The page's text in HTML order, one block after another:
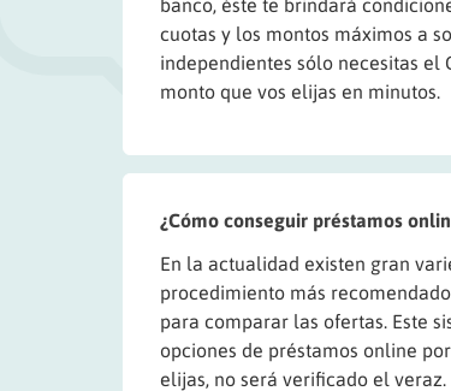
banco, éste te brindará
cuotas y los montos máximos a
independientes sólo necesitas el
monto que vos elijas en minutos.
¿Cómo conseguir préstamos
En la actualidad existen gran
procedimiento más
para comparar las ofertas. Este
opciones de préstamos online
elijas, no será verificado el veraz.